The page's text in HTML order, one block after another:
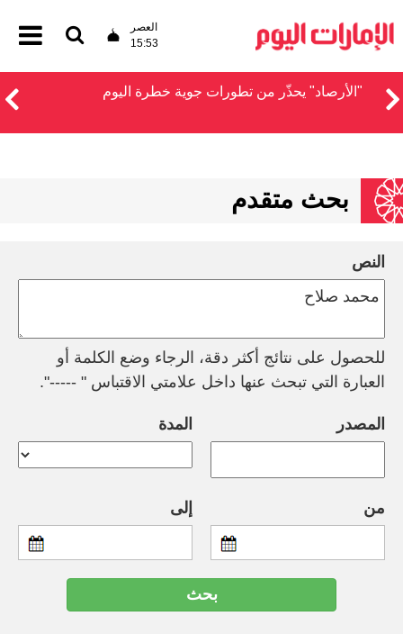
العصر
15:53
"الأرصاد" يحذّر من تطورات جوية خطرة اليوم
بحث متقدم
النص
للحصول على نتائج أكثر دقة، الرجاء وضع الكلمة أو
العبارة التي تبحث عنها داخل علامتي الاقتباس " -----".
المصدر المدة
من إلى